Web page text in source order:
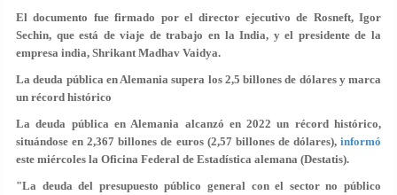
El documento fue firmado por el director ejecutivo de Rosneft, Igor
Sechin, que está de viaje de trabajo en la India, y el presidente de la
empresa india, Shrikant Madhav Vaidya.
La deuda pública en Alemania supera los 2,5 billones de dólares y marca
un récord histórico
La deuda pública en Alemania alcanzó en 2022 un récord histórico,
situándose en 2,367 billones de euros (2,57 billones de dólares), informó
este miércoles la Oficina Federal de Estadística alemana (Destatis).
"La deuda del presupuesto público general con el sector no público